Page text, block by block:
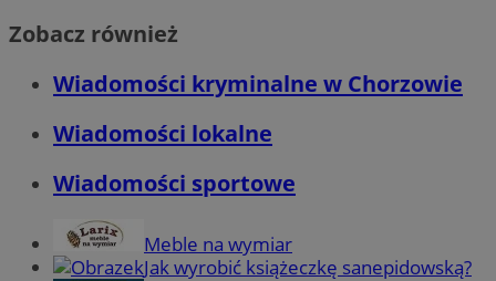
Zobacz również
Wiadomości kryminalne w Chorzowie
Wiadomości lokalne
Wiadomości sportowe
Meble na wymiar
Jak wyrobić książeczkę sanepidowską?